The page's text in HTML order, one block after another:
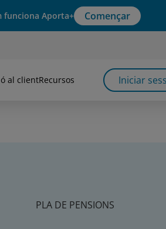
funciona Aporta+ Començar
al clientRecursos Iniciar
PLA DE PENSIONS